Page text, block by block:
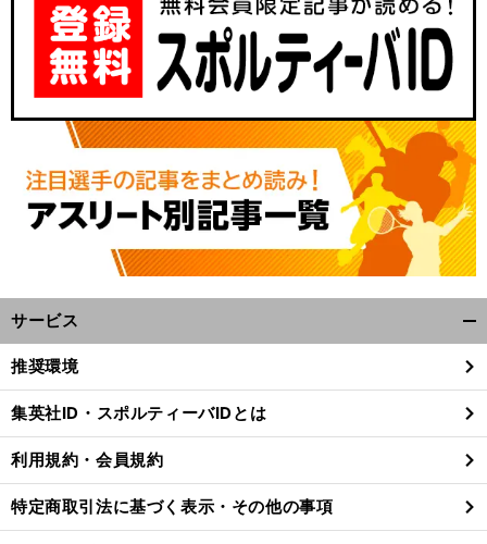
Ｕ
。
サービス
閉
る
推奨環境
集英社ID・スポルティーバIDとは
利用規約・会員規約
特定商取引法に基づく表示・その他の事項